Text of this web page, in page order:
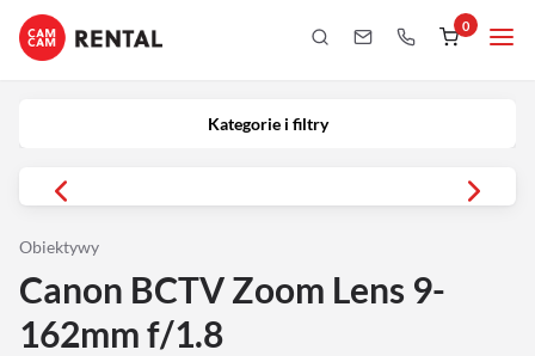
0
Kategorie i filtry
Obiektywy
Canon BCTV Zoom Lens 9-
162mm f/1.8
Kategorie i filtry
Obiektywy